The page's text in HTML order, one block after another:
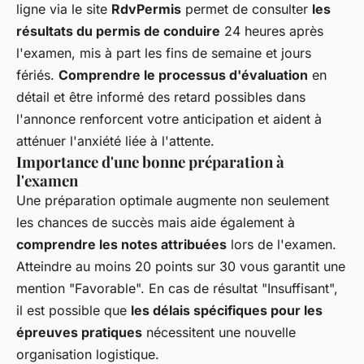
ligne via le site RdvPermis permet de consulter les
résultats du permis de conduire 24 heures après
l'examen, mis à part les fins de semaine et jours
fériés. Comprendre le processus d'évaluation en
détail et être informé des retard possibles dans
l'annonce renforcent votre anticipation et aident à
atténuer l'anxiété liée à l'attente.
Importance d'une bonne préparation à
l'examen
Une préparation optimale augmente non seulement
les chances de succès mais aide également à
comprendre les notes attribuées lors de l'examen.
Atteindre au moins 20 points sur 30 vous garantit une
mention "Favorable". En cas de résultat "Insuffisant",
il est possible que les délais spécifiques pour les
épreuves pratiques nécessitent une nouvelle
organisation logistique.